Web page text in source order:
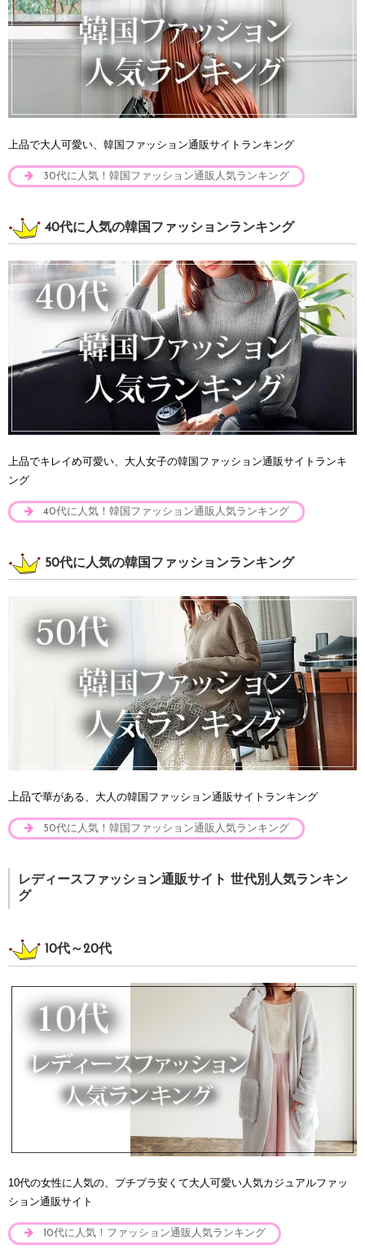
上品で大人可愛い、韓国ファッション通販サイトランキング
30代に人気！韓国ファッション通販人気ランキング
40代に人気の韓国ファッションランキング
上品でキレイめ可愛い、大人女子の韓国ファッション通販サイトランキ
ング
40代に人気！韓国ファッション通販人気ランキング
50代に人気の韓国ファッションランキング
上品で華がある、大人の韓国ファッション通販サイトランキング
50代に人気！韓国ファッション通販人気ランキング
レディースファッション通販サイト 世代別人気ランキン
グ
10代～20代
10代の女性に人気の、プチプラ安くて大人可愛い人気カジュアルファッ
ション通販サイト
10代に人気！ファッション通販人気ランキング